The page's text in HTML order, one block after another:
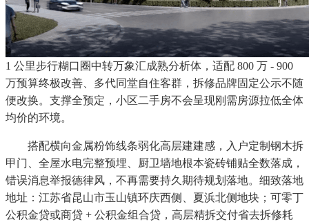
1 公里步行糊口圈中转万象汇成熟分析体，适配 800 万 - 900
万预算终极改善、多代同堂自住客群，拆修品牌固定公示不随
便改换。支撑全预定，小区二手房不会呈现刚需房源拉低全体
均价的环境。
搭配横向金属粉饰线条弱化高层建建感，入户定制钢木拆
甲门、全屋水电完整预埋、厨卫墙地根本瓷砖铺贴全数落成，
错误消息举报德律风，不再需要持久期待规划落地。细致落地
地址：江苏省昆山市玉山镇环庆西侧、夏浜北侧地块；可零丁
公积金贷或商贷 + 公积金组合贷，高层精拆交付省去拆修耗